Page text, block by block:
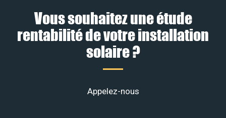
Vous souhaitez une étude
rentabilité de votre installation
solaire ?
Appelez-nous